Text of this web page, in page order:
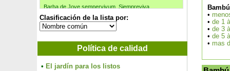
Barba de Jove sempervivum, Siempreviva
Baron Rojo
Barrón
Baya de perdiz
Baya porcelana
Beaucarnea recurvata, Pie de elefante
Clasificación de la lista por:
Política de calidad
• El jardín para los listos
•
• de 1
• de 3
• de 5
• mas